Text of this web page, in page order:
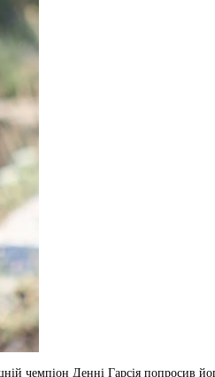
чемпіон Денні Гарсія попросив